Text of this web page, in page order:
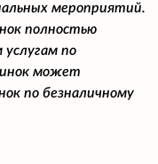
мероприятий.
полностью
по
может
по безналичному